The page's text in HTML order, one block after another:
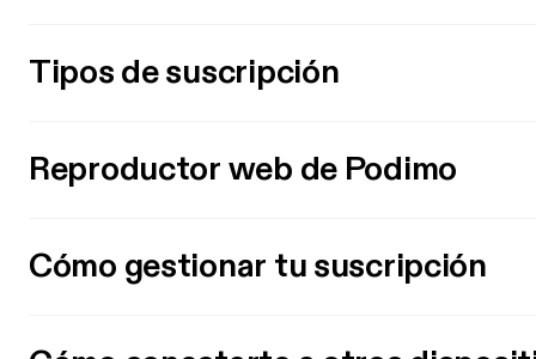
Tipos de suscripción
Reproductor web de Podimo
Cómo gestionar tu suscripción